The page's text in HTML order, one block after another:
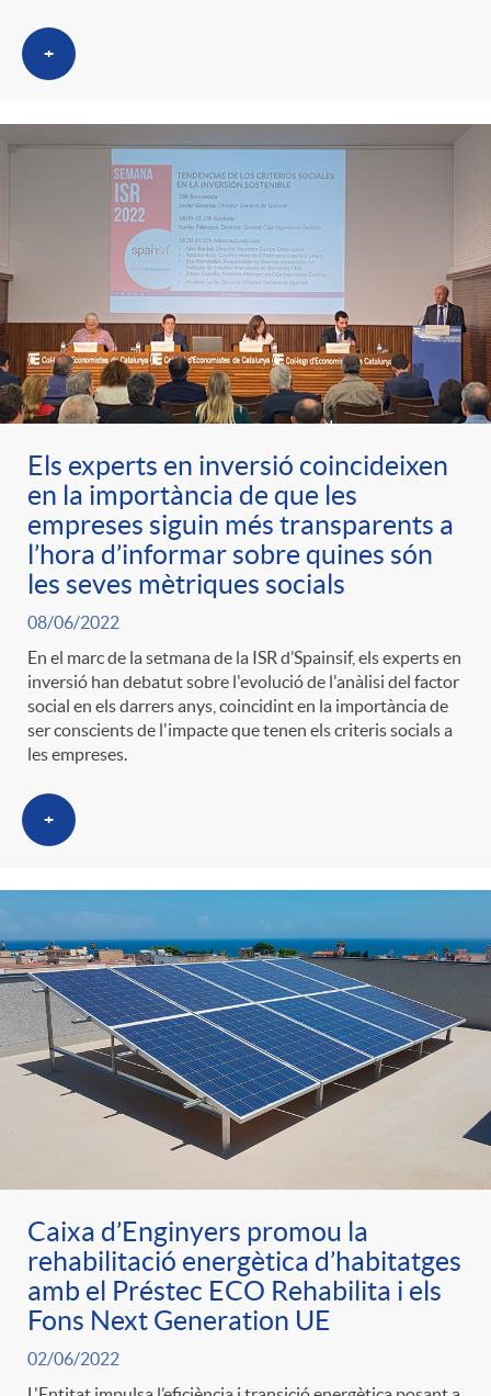
+
Els experts en inversió coincideixen
en la importància de que les
empreses siguin més transparents a
l’hora d’informar sobre quines són
les seves mètriques socials
08/06/2022
En el marc de la setmana de la ISR d’Spainsif, els experts en
inversió han debatut sobre l'evolució de l'anàlisi del factor
social en els darrers anys, coincidint en la importància de
ser conscients de l'impacte que tenen els criteris socials a
les empreses.
+
Caixa d’Enginyers promou la
rehabilitació energètica d’habitatges
amb el Préstec ECO Rehabilita i els
Fons Next Generation UE
02/06/2022